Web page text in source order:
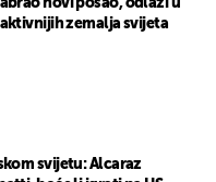
novi posao, odlazi u
zemalja svijeta
svijetu: Alcaraz